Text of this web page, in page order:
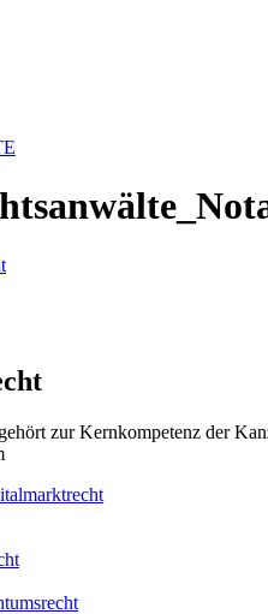
zur Kernkompetenz der